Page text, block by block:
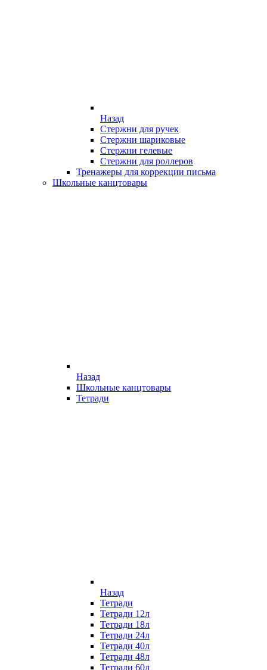
Назад
Стержни для ручек
Стержни шариковые
Стержни гелевые
Стержни для роллеров
Тренажеры для коррекции письма
Школьные канцтовары
Назад
Школьные канцтовары
Тетради
Назад
Тетради
Тетради 12л
Тетради 18л
Тетради 24л
Тетради 40л
Тетради 48л
Тетради 60л